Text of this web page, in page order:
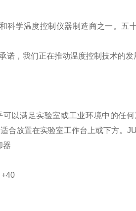
学温度控制仪器制造商之一。五
，我们正在推动温度控制技术的发
以满足实验室或工业环境中的任
合放置在实验室工作台上或下方。
器
+40